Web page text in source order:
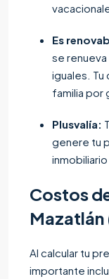
Es
se
iguales.
familia por
Plusvalía:
genere tu
Costos
Mazatlán
Al calcular tu
importante